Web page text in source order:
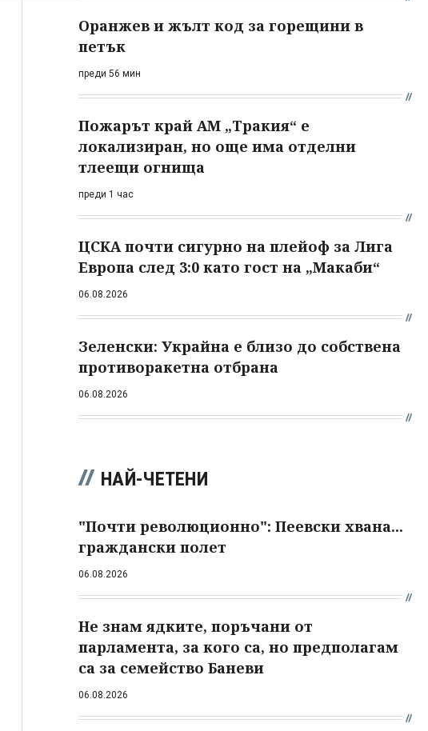
Оранжев и жълт код за горещини в
петък
преди 56 мин
Пожарът край АМ „Тракия“ е
локализиран, но още има отделни
тлеещи огнища
преди 1 час
ЦСКА почти сигурно на плейоф за Лига
Европа след 3:0 като гост на „Макаби“
06.08.2026
Зеленски: Украйна е близо до собствена
противоракетна отбрана
06.08.2026
НАЙ-ЧЕТЕНИ
"Почти революционно": Пеевски хвана...
граждански полет
06.08.2026
Не знам ядките, поръчани от
парламента, за кого са, но предполагам
са за семейство Баневи
06.08.2026